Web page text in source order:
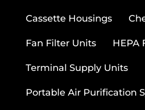
Cassette Housings
Fan Filter Units HEPA
Terminal Supply Units
Portable Air Purification